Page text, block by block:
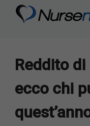
Reddito
ecco chi